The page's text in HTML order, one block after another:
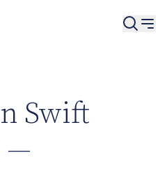
Swift
—
cookies